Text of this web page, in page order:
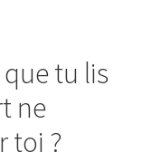
tu lis
ne
toi ?